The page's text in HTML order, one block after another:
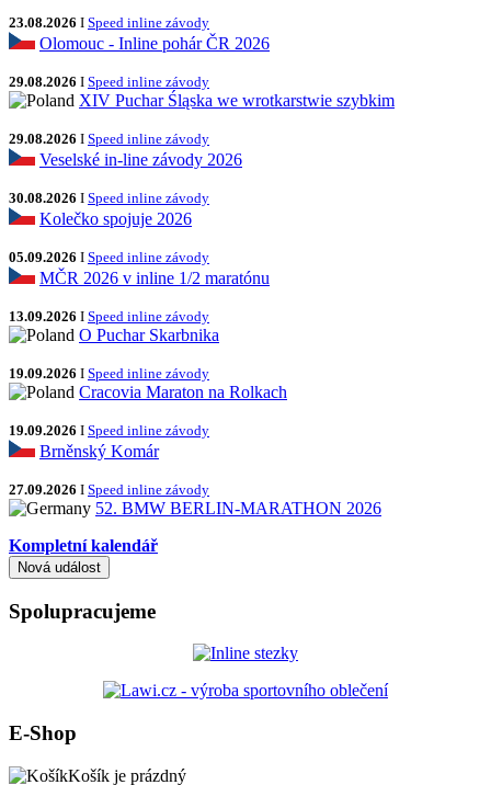
23.08.2026 I Speed inline závody
Olomouc - Inline pohár ČR 2026
29.08.2026 I Speed inline závody
XIV Puchar Śląska we wrotkarstwie szybkim
29.08.2026 I Speed inline závody
Veselské in-line závody 2026
30.08.2026 I Speed inline závody
Kolečko spojuje 2026
05.09.2026 I Speed inline závody
MČR 2026 v inline 1/2 maratónu
13.09.2026 I Speed inline závody
O Puchar Skarbnika
19.09.2026 I Speed inline závody
Cracovia Maraton na Rolkach
19.09.2026 I Speed inline závody
Brněnský Komár
27.09.2026 I Speed inline závody
52. BMW BERLIN-MARATHON 2026
Kompletní kalendář
Spolupracujeme
E-Shop
Košík je prázdný